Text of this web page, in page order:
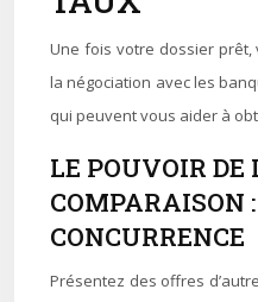
Une fois votre dossier
la négociation avec les
qui peuvent vous aider à
LE POUVOIR DE
COMPARAISON
CONCURRENCE
Présentez des offres